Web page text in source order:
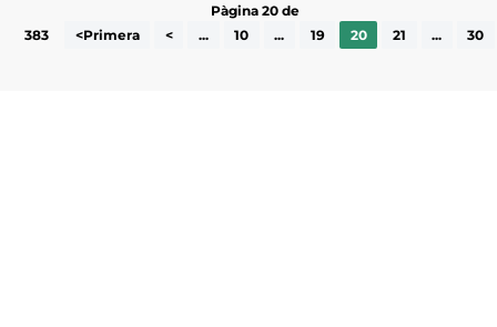
Pàgina 20 de
383
<Primera < ... 10 ... 19 20 21 ... 30